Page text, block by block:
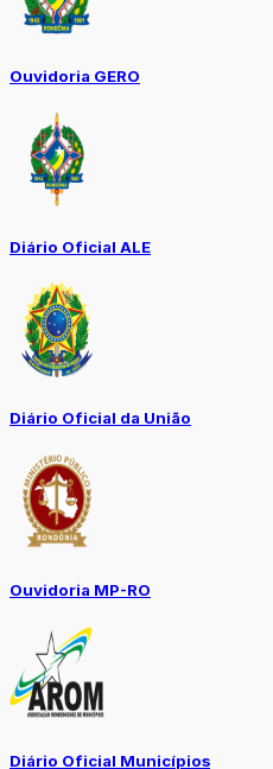
Ouvidoria GERO
Diário Oficial ALE
Diário Oficial da União
Ouvidoria MP-RO
Diário Oficial Municípios